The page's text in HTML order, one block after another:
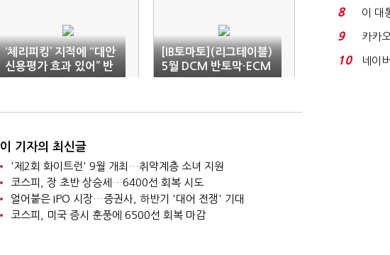
‘체리피킹’ 지적에 “대안
신용평가 효과 있어” 반
박 나선 인뱅
[IB토마토](리그테이블)
5월 DCM 반토막·ECM
80% 급감…NH·KB 선
이 기자의 최신글
'제2회 화이트런' 9월 개최…취약계층 소녀 지원
코스피, 장 초반 상승세…6400선 회복 시도
얼어붙은 IPO 시장…증권사, 하반기 '대어 전쟁' 기대
코스피, 미국 증시 훈풍에 6500선 회복 마감
금 폭
8
이 대
적극
9
카카
6.3%
10
네이